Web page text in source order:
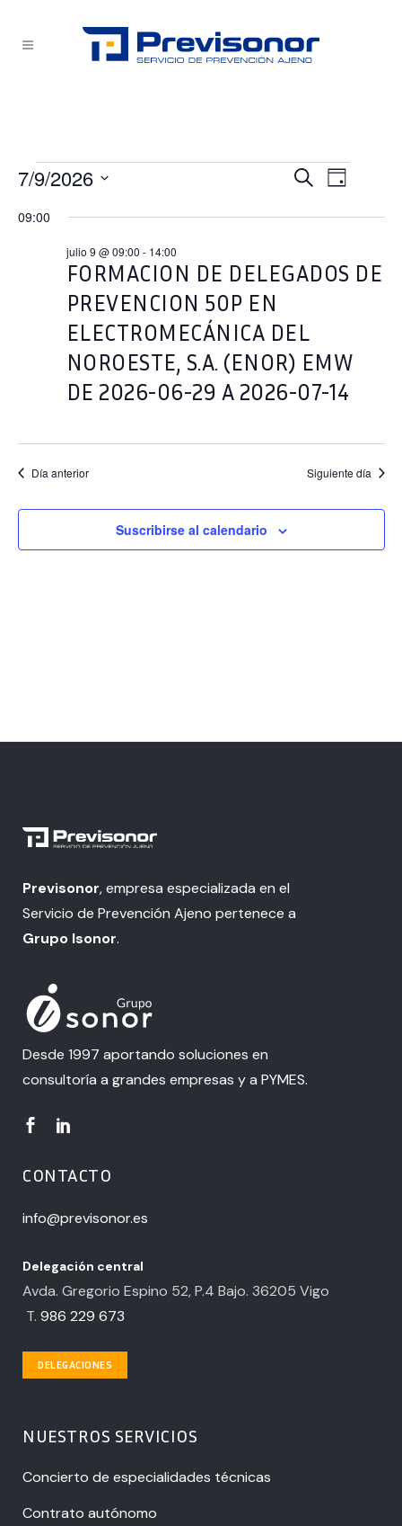
Eventos
en
julio
2026
DE
Y
VISTAS
DE
Buscar
DE
Día
7/9/2026
la
09:00
FORMACION DE DELEGADOS DE
PREVENCION 50P EN
ELECTROMECÁNICA DEL
NOROESTE, S.A. (ENOR) EMW
DE 2026-06-29 A 2026-07-14
julio 9 @ 09:00 - 14:00
Día anterior Siguiente día
Suscribirse al calendario
Previsonor, empresa especializada en el
Servicio de Prevención Ajeno pertenece a
Grupo Isonor.
Desde 1997 aportando soluciones en
consultoría a grandes empresas y a PYMES.
CONTACTO
info@previsonor.es
Delegación central
Avda. Gregorio Espino 52, P.4 Bajo. 36205 Vigo
T. 986 229 673
DELEGACIONES
NUESTROS SERVICIOS
Concierto de especialidades técnicas
Contrato autónomo